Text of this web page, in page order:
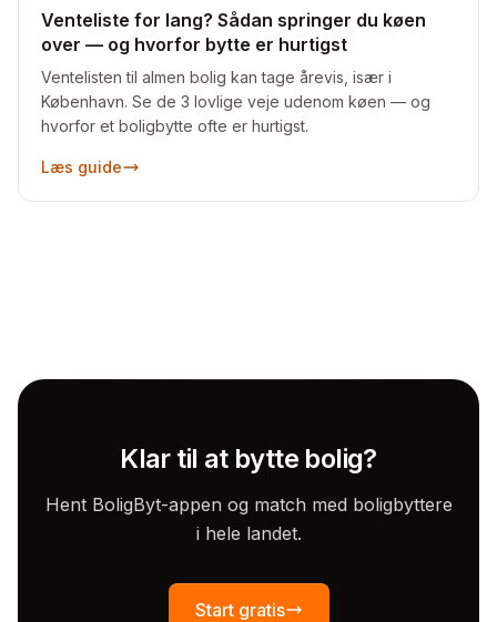
Venteliste for lang? Sådan springer du køen
over — og hvorfor bytte er hurtigst
Ventelisten til almen bolig kan tage årevis, især i
København. Se de 3 lovlige veje udenom køen — og
hvorfor et boligbytte ofte er hurtigst.
Læs guide
Klar til at bytte bolig?
Hent BoligByt-appen og match med boligbyttere
i hele landet.
Start gratis